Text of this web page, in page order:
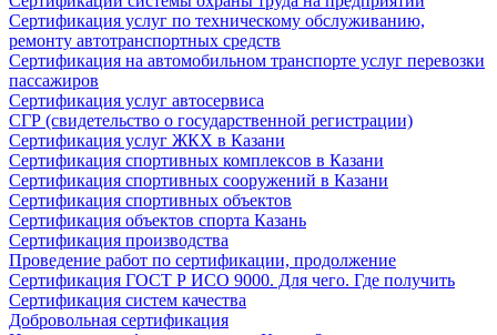
Сертификация услуг по техническому обслуживанию,
ремонту автотранспортных средств
Сертификация на автомобильном транспорте услуг перевозки
пассажиров
Сертификация услуг автосервиса
СГР (свидетельство о государственной регистрации)
Сертификация услуг ЖКХ в Казани
Сертификация спортивных комплексов в Казани
Сертификация спортивных сооружений в Казани
Сертификация спортивных объектов
Сертификация объектов спорта Казань
Сертификация производства
Проведение работ по сертификации, продолжение
Сертификация ГОСТ Р ИСО 9000. Для чего. Где получить
Сертификация систем качества
Добровольная сертификация